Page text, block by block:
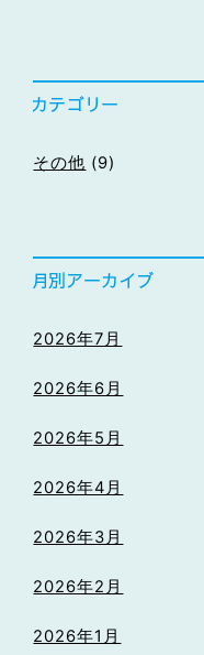
その他 (9)
2026年7月
2026年6月
2026年5月
2026年4月
2026年3月
2026年2月
2026年1月